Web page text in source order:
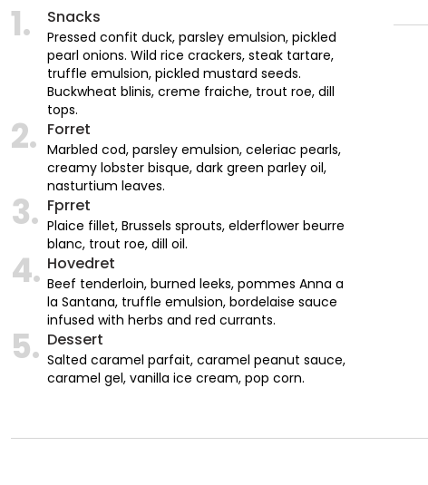
1. Snacks
Pressed confit duck, parsley emulsion, pickled
pearl onions. Wild rice crackers, steak tartare,
truffle emulsion, pickled mustard seeds.
Buckwheat blinis, creme fraiche, trout roe, dill
tops.
2. Forret
Marbled cod, parsley emulsion, celeriac pearls,
creamy lobster bisque, dark green parley oil,
nasturtium leaves.
3. Fprret
Plaice fillet, Brussels sprouts, elderflower beurre
blanc, trout roe, dill oil.
4. Hovedret
Beef tenderloin, burned leeks, pommes Anna a
la Santana, truffle emulsion, bordelaise sauce
infused with herbs and red currants.
5. Dessert
Salted caramel parfait, caramel peanut sauce,
caramel gel, vanilla ice cream, pop corn.